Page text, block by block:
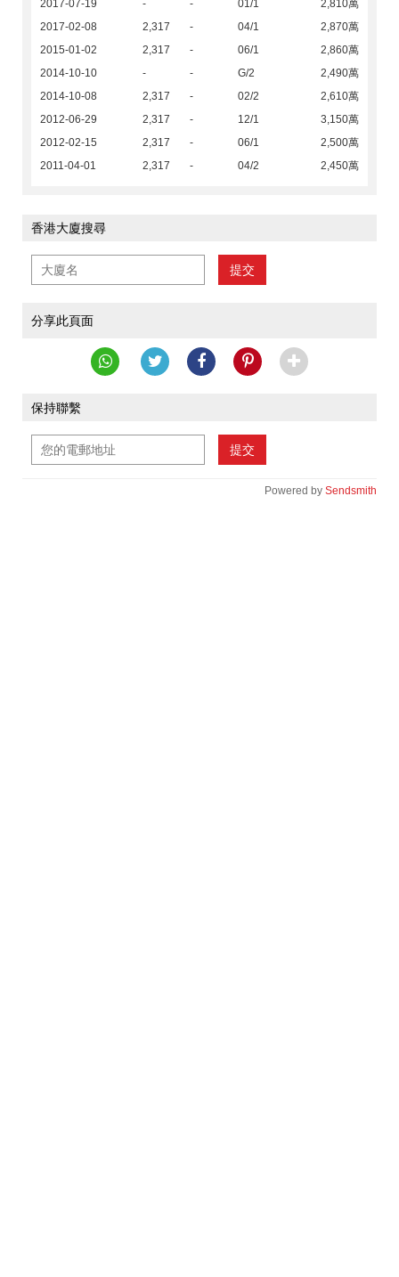
2017-07-19 - - 01/1
2,810萬
2017-02-08
2,317 - 04/1
2,870萬
2015-01-02
2,317 - 06/1
2,860萬
2014-10-10
- - G/2
2,490萬
2014-10-08
2,317 - 02/2
2,610萬
2012-06-29
2,317 - 12/1
3,150萬
2012-02-15
2,317 - 06/1
2,500萬
2011-04-01
2,317 - 04/2 2,450萬
香港大廈搜尋
提交
分享此頁面
保持聯繫
提交
Powered by Sendsmith